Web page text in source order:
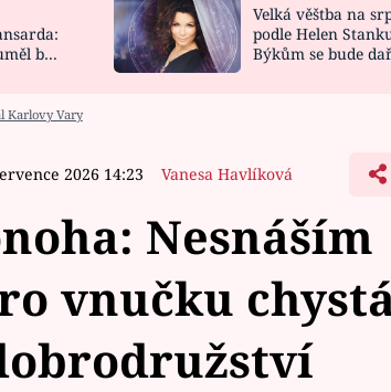
NOVINKY
VIDEORECEPTY
by
Velká věštba na
podle Helen
Býkům se bude
Karlovy Vary
2026 14:23 Vanesa Havlíková
Nesnáším
vnučku